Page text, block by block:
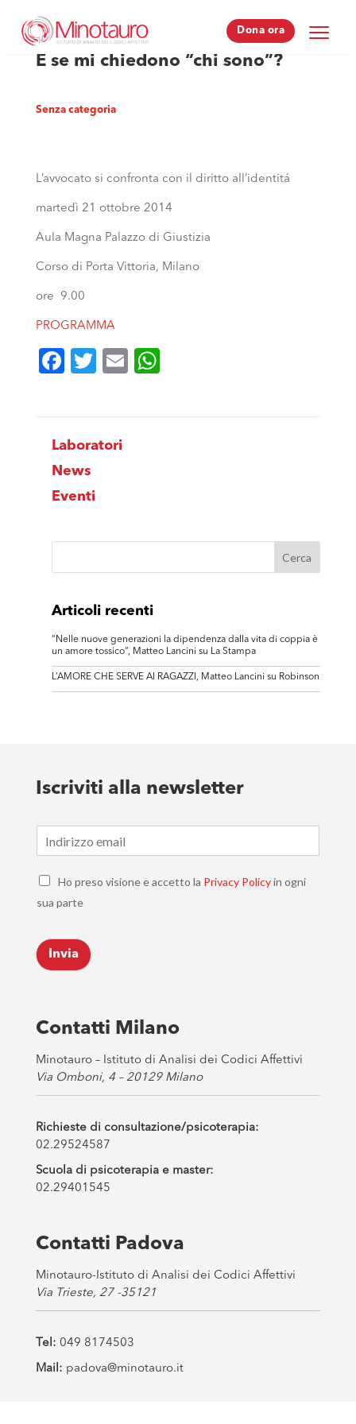
Dona ora
Dona ora
E se mi chiedono “chi sono”?
Senza categoria
L’avvocato si confronta con il diritto all’identitá
martedì 21 ottobre 2014
Aula Magna Palazzo di Giustizia
Corso di Porta Vittoria, Milano
ore 9.00
PROGRAMMA
Facebook
Twitter
Email
Laboratori
News
Eventi
Articoli recenti
“Nelle nuove generazioni la dipendenza dalla vita di coppia è
un amore tossico”, Matteo Lancini su La Stampa
L’AMORE CHE SERVE AI RAGAZZI, Matteo Lancini su Robinson
Iscriviti alla newsletter
m
C
e
k
b
s
*
Ho preso visione e accetto la Privacy Policyin ogni
sua parte
Invia
Contatti Milano
Minotauro – Istituto di Analisi dei Codici Affettivi
Via Omboni, 4 – 20129 Milano
Richieste di consultazione/psicoterapia:
02.29524587
Scuola di psicoterapia e master:
02.29401545
Contatti Padova
Minotauro-Istituto di Analisi dei Codici Affettivi
Via Trieste, 27 -35121
Tel: 049 8174503
Mail: padova@minotauro.it